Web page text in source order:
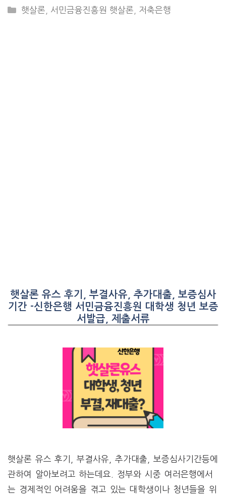
CATEGORIES
햇살론 서민금융진흥원 햇살론 저축은행
햇살론 유스 후기, 부결사유, 추가대출, 보증심사
기간 -신한은행 서민금융진흥원 대학생 청년 보증
서발급, 제출서류
햇살론 유스 후기, 부결사유, 추가대출, 보증심사기간등에
관하여 알아보려고 하는데요. 정부와 시중 여러은행에서
는 경제적인 어려움을 겪고 있는 대학생이나 청년들을 위